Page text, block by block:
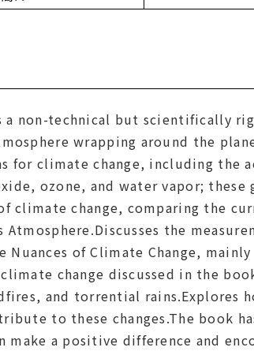
a non-technical but scientifically
wrapping around the
for climate change, including the
ozone, and water vapor;
climate change, comparing the
the
Nuances of Climate Change,
change discussed in the
and torrential rains.Explores
to these changes.The book
make a positive difference and